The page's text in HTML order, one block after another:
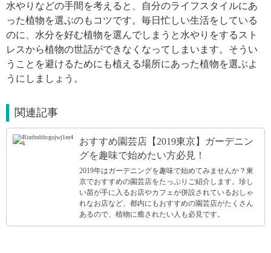
水やりなどの手間を考えると、自分のライフスタイルにあ
った植物を選ぶのもコツです。毎日忙しい生活をしている
のに、水分を好む植物を選んでしまうと水やりをするスト
レスから植物の世話ができなくなってしまいます。そうい
うことを避けるためにも植える場所にあった植物を選ぶよ
うにしましょう。
関連記事
おすすめ園芸店【2019東京】ガーデニン
グを趣味で始めたい方必見！
2019年はガーデニングを趣味で始めてみませんか？東
京でおすすめの園芸店をたっぷりご紹介します。珍し
い苗が手に入るお店やカフェが併設されているおしゃ
れなお店など、都内にもおすすめの園芸店がたくさん
あるので、植物に癒されたい人も必見です。